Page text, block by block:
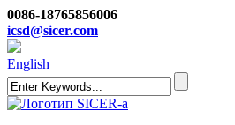
0086-18765856006
icsd@sicer.com
English